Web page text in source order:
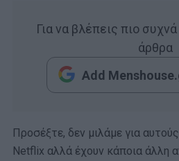
Για να βλέπεις πιο
άρθρα
Add
Προσέξτε, δεν μιλάμε για
Netflix αλλά έχουν κάποια άλλη